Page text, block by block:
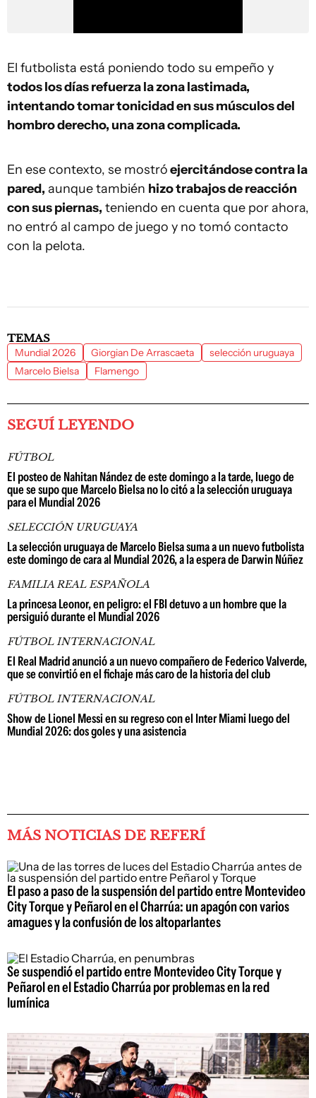
El futbolista está poniendo todo su empeño y
todos los días refuerza la zona lastimada,
intentando tomar tonicidad en sus músculos del
hombro derecho, una zona complicada.
En ese contexto, se mostróejercitándose contra la
pared, aunque también hizo trabajos de reacción
con sus piernas, teniendo en cuenta que por ahora,
no entró al campo de juego y no tomó contacto
con la pelota.
TEMAS
Mundial 2026 Giorgian De Arrascaeta
selección uruguaya
Marcelo Bielsa
Flamengo
SEGUÍ LEYENDO
FÚTBOL
El posteo de Nahitan Nández de este domingo a la tarde, luego de
que se supo que Marcelo Bielsa no lo citó a la selección uruguaya
para el Mundial 2026
SELECCIÓN URUGUAYA
La selección uruguaya de Marcelo Bielsa suma a un nuevo futbolista
este domingo de cara al Mundial 2026, a la espera de Darwin Núñez
FAMILIA REAL ESPAÑOLA
La princesa Leonor, en peligro: el FBI detuvo a un hombre que la
persiguió durante el Mundial 2026
FÚTBOL INTERNACIONAL
El Real Madrid anunció a un nuevo compañero de Federico Valverde,
que se convirtió en el fichaje más caro de la historia del club
FÚTBOL INTERNACIONAL
Show de Lionel Messi en su regreso con el Inter Miami luego del
Mundial 2026: dos goles y una asistencia
MÁS NOTICIAS DE REFERÍ
El paso a paso de la suspensión del partido entre Montevideo
City Torque y Peñarol en el Charrúa: un apagón con varios
amagues y la confusión de los altoparlantes
Se suspendió el partido entre Montevideo City Torque y
Peñarol en el Estadio Charrúa por problemas en la red
lumínica